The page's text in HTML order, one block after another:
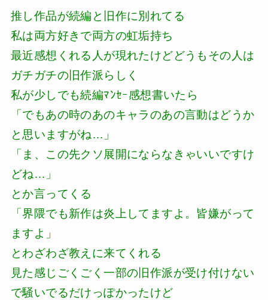
推し作品が続編と旧作に別れてる
私は両方好きで両方の虹垢持ち
最近感想くれる人が現れたけどどうもその人は
ガチガチの旧作派らしく
私が少しでも続編ﾏﾝｾｰ感想書いたら
「でもあの時のあのキャラのあの言動はどうか
と思いますがね…」
「ま、この先クソ展開にならなきゃいいですけ
どね…」
とか言ってくる
「界隈でも新作は炎上してますよ。皆嫌がって
ますよ」
とわざわざ教えに来てくれる
見た感じごくごく一部の旧作派が受け付けない
で騒いでるだけっぽかったけど